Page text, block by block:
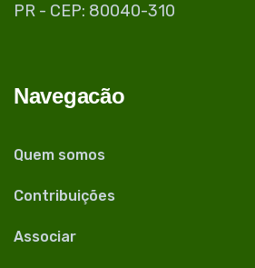
PR - CEP: 80040-310
Navegacão
Quem somos
Contribuições
Associar